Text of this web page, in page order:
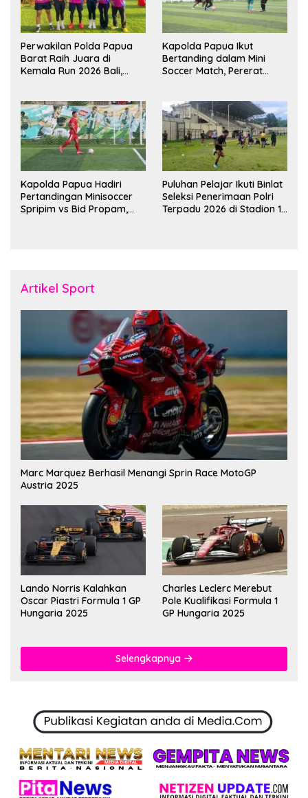
Perwakilan Polda Papua
Barat Raih Juara di
Kemala Run 2026 Bali,
Kapolda Papua Ikut
Bertanding dalam Mini
Soccer Match, Pererat
Kapolda Papua Hadiri
Pertandingan Minisoccer
Spripim vs Bid Propam,
Puluhan Pelajar Ikuti Binlat
Seleksi Penerimaan Polri
Terpadu 2026 di Stadion 16
Artikel Sport
Marc Marquez Berhasil Menangi Sprin Race MotoGP
Austria 2025
Lando Norris Kalahkan
Oscar Piastri Formula 1 GP
Hungaria 2025
Charles Leclerc Merebut
Pole Kualifikasi Formula 1
GP Hungaria 2025
Selengkapnya